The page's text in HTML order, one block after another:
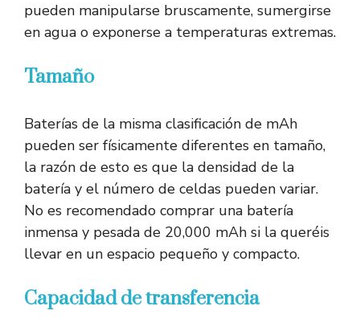
pueden manipularse bruscamente, sumergirse
en agua o exponerse a temperaturas extremas.
Tamaño
Baterías de la misma clasificación de mAh
pueden ser físicamente diferentes en tamaño,
la razón de esto es que la densidad de la
batería y el número de celdas pueden variar.
No es recomendado comprar una batería
inmensa y pesada de 20,000 mAh si la queréis
llevar en un espacio pequeño y compacto.
Capacidad de transferencia